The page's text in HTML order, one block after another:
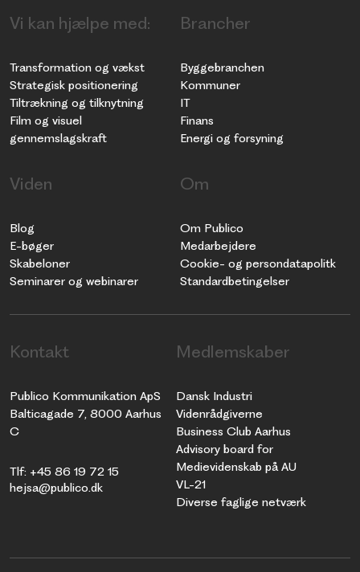
Vi kan hjælpe med:
Transformation og vækst
Strategisk positionering
Tiltrækning og tilknytning
Film og visuel
gennemslagskraft
Brancher
Byggebranchen
Kommuner
IT
Finans
Energi og forsyning
Viden
Blog
E-bøger
Skabeloner
Seminarer og webinarer
Om
Om Publico
Medarbejdere
Cookie- og persondatapolitk
Standardbetingelser
Kontakt
Publico Kommunikation ApS
Balticagade 7, 8000 Aarhus
C
Tlf: +45 86 19 72 15
hejsa@publico.dk
Medlemskaber
Dansk Industri
Videnrådgiverne
Business Club Aarhus
Advisory board for
Medievidenskab på AU
VL-21
Diverse faglige netværk